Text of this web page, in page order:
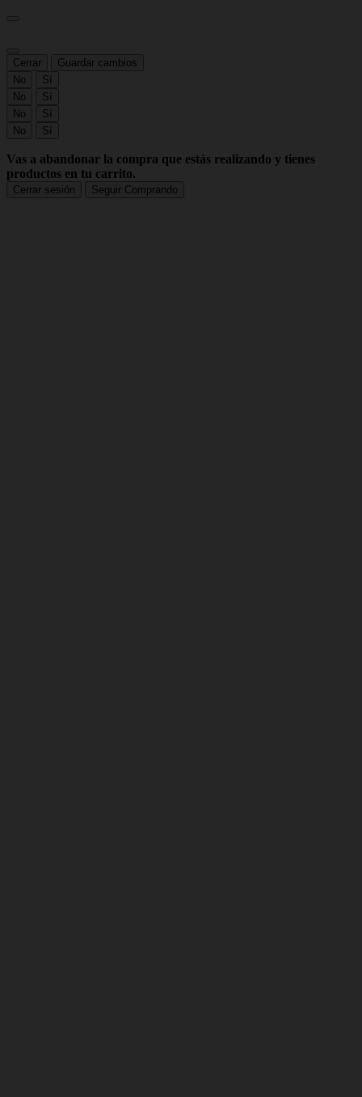
Cerrar
Guardar cambios
No
Sí
No
Sí
No
Sí
No
Sí
Vas a abandonar la compra que estás realizando y tienes
productos en tu carrito.
Cerrar sesión Seguir Comprando